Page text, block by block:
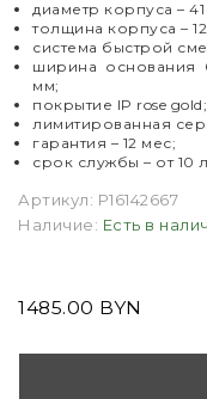
диаметр корпуса –
толщина корпуса –
система быстрой
ширина основания
мм;
покрытие IP rose gold;
лимитированная
гарантия – 12 мес;
срок службы – от 10
Артикул: P16142667
Наличие: Есть в
1485.00 BYN